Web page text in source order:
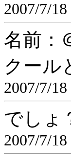
2007/7/
名前：
クール
2007/7/
でしょ
2007/7/